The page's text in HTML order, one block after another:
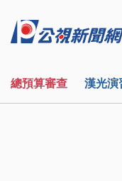
總預算審查 漢光演